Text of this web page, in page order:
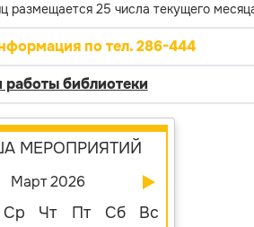
25 числа текущего
по тел. 286-444
библиотеки
МЕРОПРИЯТИЙ
Март 2026
Ср Чт Пт Сб
Вс